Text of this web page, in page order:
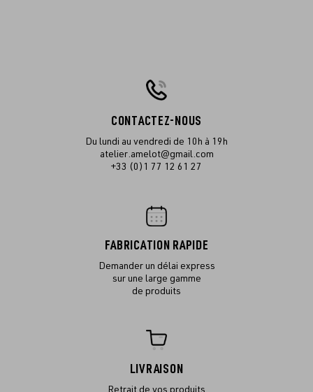
CONTACTEZ-NOUS
Du lundi au vendredi de 10h à 19h
atelier.amelot@gmail.com
+33 (0)1 77 12 61 27
FABRICATION RAPIDE
Demander un délai express
sur une large gamme
de produits
LIVRAISON
Retrait de vos produits